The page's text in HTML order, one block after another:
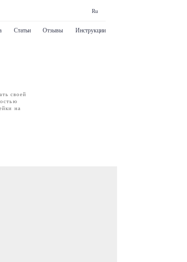
Ru
Статьи Отзывы Инструкции
своей
на